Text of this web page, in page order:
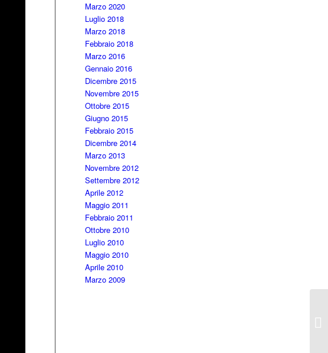
Marzo 2020
Luglio 2018
Marzo 2018
Febbraio 2018
Marzo 2016
Gennaio 2016
Dicembre 2015
Novembre 2015
Ottobre 2015
Giugno 2015
Febbraio 2015
Dicembre 2014
Marzo 2013
Novembre 2012
Settembre 2012
Aprile 2012
Maggio 2011
Febbraio 2011
Ottobre 2010
Luglio 2010
Maggio 2010
Aprile 2010
Marzo 2009